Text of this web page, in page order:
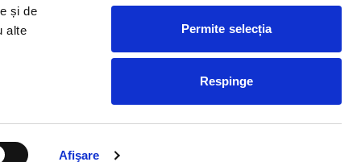
și de
alte
Afişare
Permite selecția
Respinge
Duplicare bilete